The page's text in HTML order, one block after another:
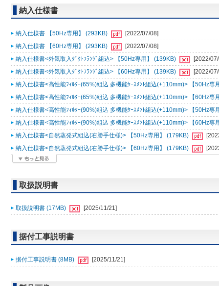
納入仕様書
納入仕様書 【50Hz専用】 (293KB)
[2022/07/08]
納入仕様書 【60Hz専用】 (293KB)
[2022/07/08]
納入仕様書<外気取入ﾀﾞｸﾄﾌﾗﾝｼﾞ組込> 【50Hz専用】 (139KB)
[2022/
納入仕様書<外気取入ﾀﾞｸﾄﾌﾗﾝｼﾞ組込> 【60Hz専用】 (139KB)
[2022/
納入仕様書<高性能ﾌｨﾙﾀｰ(65%)組込 多機能ｹｰｽﾒﾝﾄ組込(+110mm)> 【50Hz専
納入仕様書<高性能ﾌｨﾙﾀｰ(65%)組込 多機能ｹｰｽﾒﾝﾄ組込(+110mm)> 【60Hz専
納入仕様書<高性能ﾌｨﾙﾀｰ(90%)組込 多機能ｹｰｽﾒﾝﾄ組込(+110mm)> 【50Hz専
納入仕様書<高性能ﾌｨﾙﾀｰ(90%)組込 多機能ｹｰｽﾒﾝﾄ組込(+110mm)> 【60Hz専
納入仕様書<自然蒸発式組込(右勝手仕様)> 【50Hz専用】 (179KB)
納入仕様書<自然蒸発式組込(右勝手仕様)> 【60Hz専用】 (179KB)
取扱説明書
取扱説明書 (17MB) [2025/11/21]
据付工事説明書
据付工事説明書 (8MB) [2025/11/21]